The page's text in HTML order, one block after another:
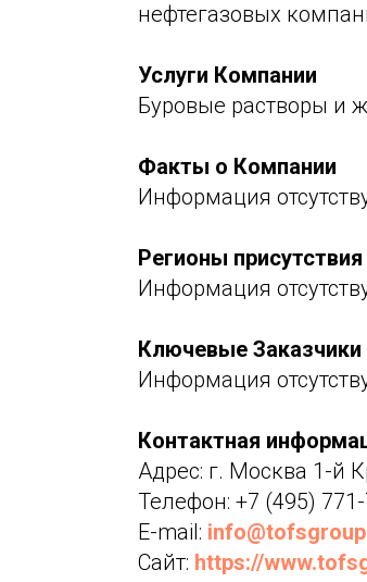
нефтегазовых
Услуги Компании
Буровые растворы и
Факты о Компании
Информация
Регионы присутствия
Информация
Ключевые Заказчики
Информация
Контактная
Адрес: г. Москва 1-й
Телефон: +7 (495)
E-mail:
Сайт: https://